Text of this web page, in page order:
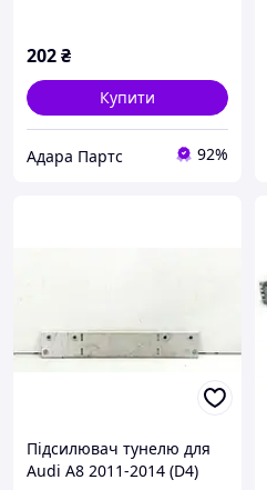
202₴
Купити
Адара Партс 92%
Підсилювач тунелю для
Audi A8 2011-2014 (D4)